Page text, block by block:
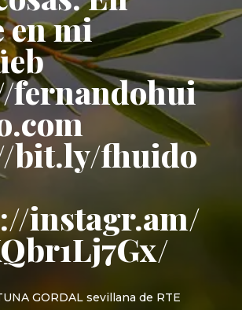
en mi
fernandohui
bit.ly/fhuido
instagr.am/
GORDAL sevillana de RTE